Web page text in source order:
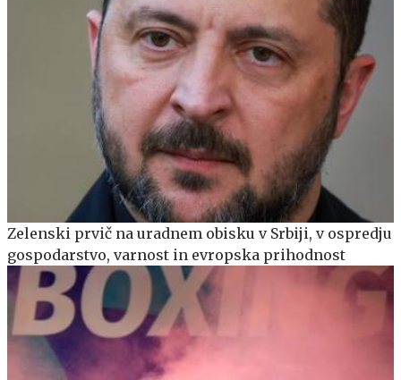
Zelenski prvič na uradnem obisku v Srbiji, v ospredju
gospodarstvo, varnost in evropska prihodnost